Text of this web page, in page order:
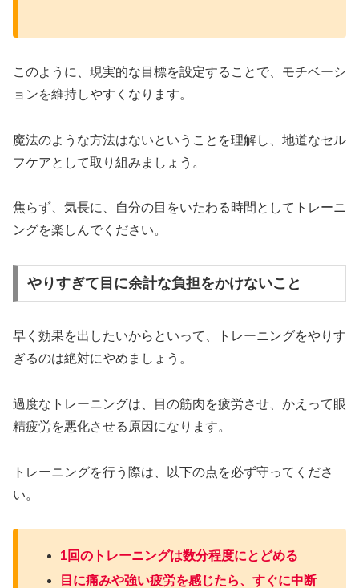
このように、現実的な目標を設定することで、モチベーシ
ョンを維持しやすくなります。
魔法のような方法はないということを理解し、地道なセル
フケアとして取り組みましょう。
焦らず、気長に、自分の目をいたわる時間としてトレーニ
ングを楽しんでください。
やりすぎて目に余計な負担をかけないこと
早く効果を出したいからといって、トレーニングをやりす
ぎるのは絶対にやめましょう。
過度なトレーニングは、目の筋肉を疲労させ、かえって眼
精疲労を悪化させる原因になります。
トレーニングを行う際は、以下の点を必ず守ってくださ
い。
1回のトレーニングは数分程度にとどめる
目に痛みや強い疲労を感じたら、すぐに中断